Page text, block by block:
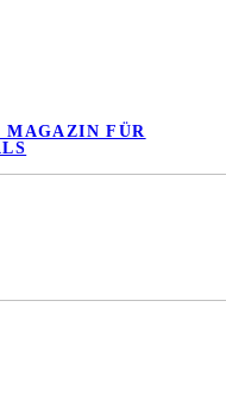
MAGAZIN FÜR